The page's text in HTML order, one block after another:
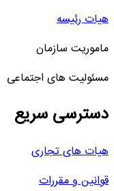
هیات رئیسه
ماموریت سازمان
مسئولیت های اجتماعی
دسترسی سریع
هیات های تجاری
قوانین و مقررات